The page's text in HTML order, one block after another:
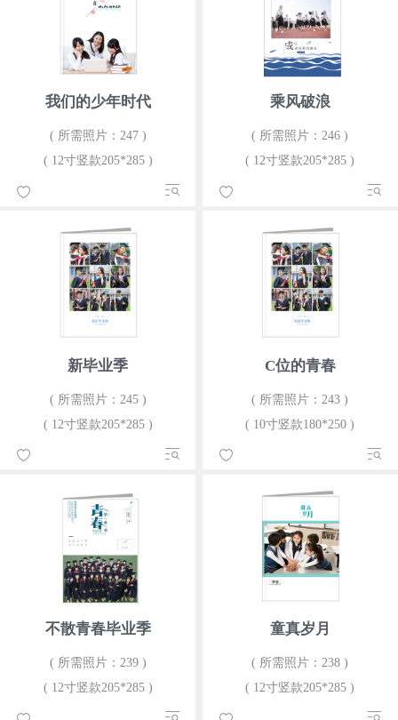
我们的少年时代
( 所需照片：247 )
( 12寸竖款205*285 )
乘风破浪
( 所需照片：246 )
( 12寸竖款205*285 )
新毕业季
( 所需照片：245 )
( 12寸竖款205*285 )
C位的青春
( 所需照片：243 )
( 10寸竖款180*250 )
不散青春毕业季
( 所需照片：239 )
( 12寸竖款205*285 )
童真岁月
( 所需照片：238 )
( 12寸竖款205*285 )